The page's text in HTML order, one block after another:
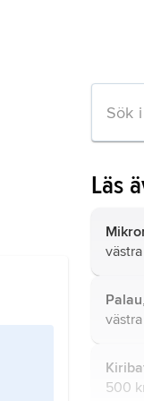
Läs
Palau,
500